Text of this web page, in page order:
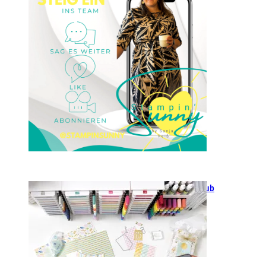
23. Januar 2025
GANZ NEU: Scrapbooking Club
2025
21. Januar 2025